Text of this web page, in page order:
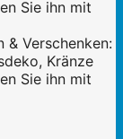
Sie ihn mit
& Verschenken:
Kränze
Sie ihn mit